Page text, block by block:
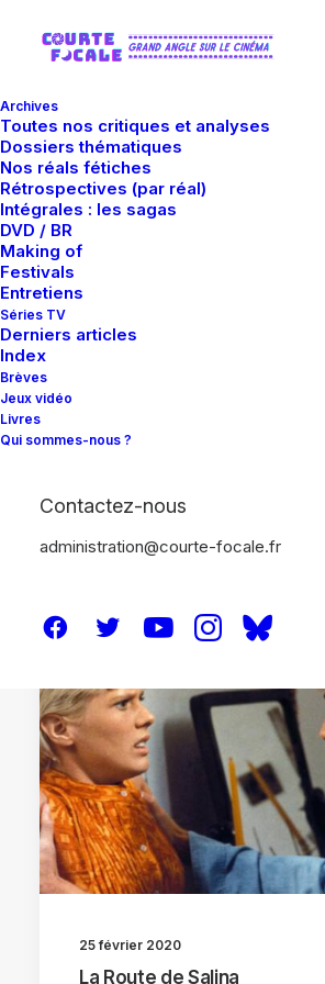
Archives
Toutes nos critiques et analyses
Dossiers thématiques
Nos réals fétiches
Rétrospectives (par réal)
Intégrales : les sagas
DVD / BR
Making of
Festivals
Entretiens
Séries TV
Derniers articles
Index
Brèves
Jeux vidéo
Livres
Qui sommes-nous ?
Contactez-nous
administration@courte-focale.fr
25 février 2020
La Route de Salina